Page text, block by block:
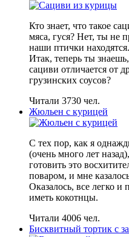
Кто знает, что такое
мяса, гуся? Нет, ты не
наши птички
Итак, теперь ты
сациви отличается от
грузинских соусов?
Читали 3730 чел.
Жюльен с курицей
С тех пор, как я
(очень много лет
готовить это
поваром, и мне
Оказалось, все легко и
иметь кокотнцы.
Читали 4006 чел.
Бисквитный тортик с